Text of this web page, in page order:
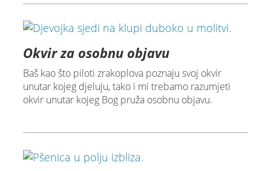
Okvir za osobnu objavu
Baš kao što piloti zrakoplova poznaju svoj okvir
unutar kojeg djeluju, tako i mi trebamo razumjeti
okvir unutar kojeg Bog pruža osobnu objavu.